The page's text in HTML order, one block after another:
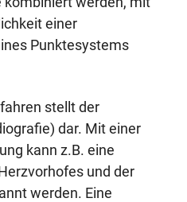
einer
Punktesystems
stellt der
dar. Mit einer
kann z.B. eine
und der
werden. Eine